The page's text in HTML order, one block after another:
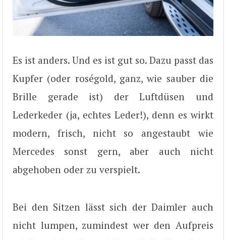
Es ist anders. Und es ist gut so. Dazu passt das
Kupfer (oder roségold, ganz, wie sauber die
Brille gerade ist) der Luftdüsen und
Lederkeder (ja, echtes Leder!), denn es wirkt
modern, frisch, nicht so angestaubt wie
Mercedes sonst gern, aber auch nicht
abgehoben oder zu verspielt.
Bei den Sitzen lässt sich der Daimler auch
nicht lumpen, zumindest wer den Aufpreis